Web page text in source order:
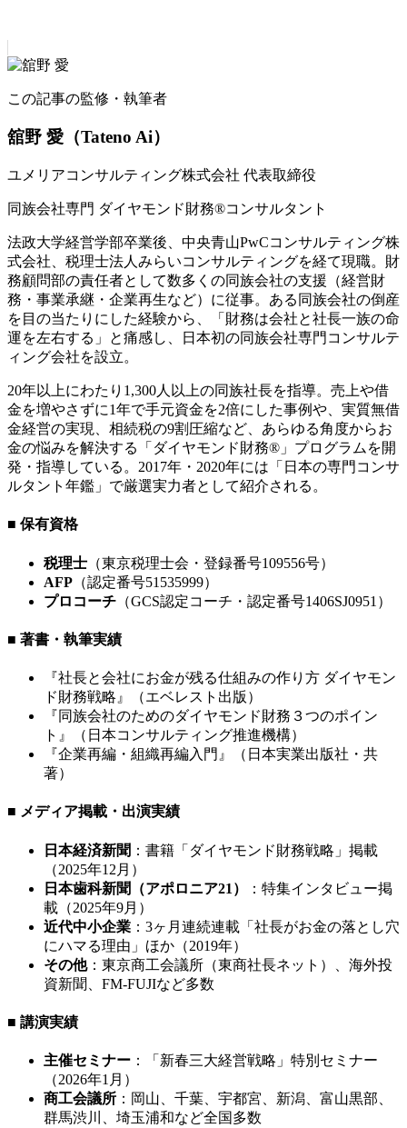
この記事の監修・執筆者
舘野 愛 （Tateno Ai）
ユメリアコンサルティング株式会社 代表取締役
同族会社専門 ダイヤモンド財務®コンサルタント
法政大学経営学部卒業後、中央青山PwCコンサルティング株
式会社、税理士法人みらいコンサルティングを経て現職。財
務顧問部の責任者として数多くの同族会社の支援（経営財
務・事業承継・企業再生など）に従事。ある同族会社の倒産
を目の当たりにした経験から、「財務は会社と社長一族の命
運を左右する」と痛感し、日本初の同族会社専門コンサルテ
ィング会社を設立。
20年以上にわたり1,300人以上の同族社長を指導。売上や借
金を増やさずに1年で手元資金を2倍にした事例や、実質無借
金経営の実現、相続税の9割圧縮など、あらゆる角度からお
金の悩みを解決する「ダイヤモンド財務®」プログラムを開
発・指導している。2017年・2020年には「日本の専門コンサ
ルタント年鑑」で厳選実力者として紹介される。
■ 保有資格
税理士 （東京税理士会・登録番号109556号）
AFP （認定番号51535999）
プロコーチ （GCS認定コーチ・認定番号1406SJ0951）
■ 著書・執筆実績
『社長と会社にお金が残る仕組みの作り方 ダイヤモン
ド財務戦略』（エベレスト出版）
『同族会社のためのダイヤモンド財務３つのポイン
ト』（日本コンサルティング推進機構）
『企業再編・組織再編入門』（日本実業出版社・共
著）
■ メディア掲載・出演実績
日本経済新聞 ：書籍「ダイヤモンド財務戦略」掲載
（2025年12月）
日本歯科新聞（アポロニア21）
：特集インタビュー掲
載（2025年9月）
近代中小企業 ：3ヶ月連続連載「社長がお金の落とし穴
にハマる理由」ほか（2019年）
その他：東京商工会議所（東商社長ネット）、海外投
資新聞、FM-FUJIなど多数
■ 講演実績
主催セミナー ：「新春三大経営戦略」特別セミナー
（2026年1月）
商工会議所 ：岡山、千葉、宇都宮、新潟、富山黒部、
群馬渋川、埼玉浦和など全国多数